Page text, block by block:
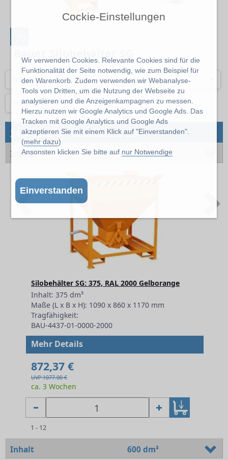
Cockie-Einstellungen
Wir verwenden Cookies. Relevante Cookies sind für die
Funktionalität der Seite notwendig, wie zum Beispiel für
den Warenkorb. Zudem verwenden wir Webanalyse-
Tools von Dritten, um die Nutzung der Webseite zu
analysieren und die Anzeigenkampagnen zu messen.
Hierzu nutzen wir Google Analytics und Google Ads. Das
Tracken mit Google Analytics und Google Ads
akzeptieren Sie mit einem Klick auf "Einverstanden".
(mehr dazu)
Ansonsten klicken Sie bitte auf nur Notwendige
Einverstanden
Inhalt Maße (L x B x H)
Tragfähigkeit
24 Artikel→Silobehälter SG
Inhalt 375 dm³
Silobehälter SG: 375, RAL 2000 Gelborange
Inhalt: 375 dm³
Maße (L x B x H): 1090 x 860 x 1170 mm
Tragfähigkeit:
BAU-4437-01-0000-2000
Mehr Details
872,37 €
UVP 1077.00 €
ca. 3 Wochen
1 - 12
Previous
Inhalt 600 dm³